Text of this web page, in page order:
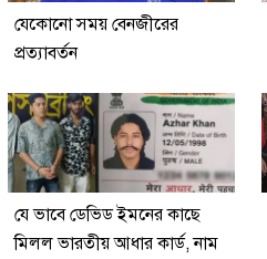
যেকোনো সময় বেনজীরের
প্রত্যাবর্তন
যে ভাবে ডেভিড ইমনের কাছে
মিলল ভারতীয় আধার কার্ড, নাম